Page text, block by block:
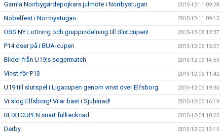
Gamla Norrbygärdepojkars julmöte i Norrbystugan 2015-12-11 09:28
Nobelfest i Norrbystugan 2015-12-11 09:13
OBS NY Lottning och gruppindelning till Blixtcupen! 2015-12-08 12:37
P14 öser på i BUA-cupen 2015-12-06 15:07
Bilder från U19:s segermatch 2015-12-06 14:59
Vinst för P13 2015-12-06 11:42
U19 till slutspel i Ligacupen genom vinst över Elfsborg 2015-12-05 19:30
Vi slog Elfsborg! Vi är bäst i Sjuhärad! 2015-12-05 16:19
BLIXTCUPEN snart fulltecknad 2015-12-04 10:22
Derby 2015-12-02 12:15